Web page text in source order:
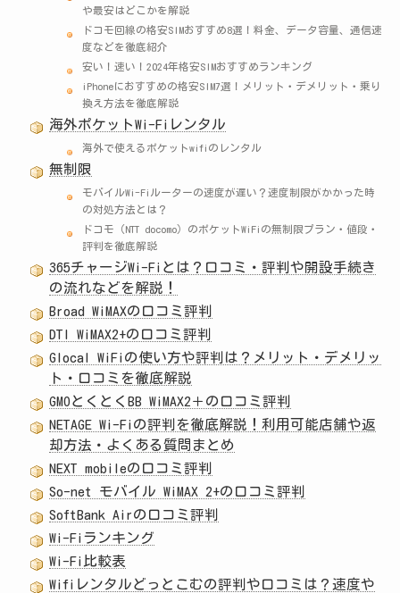
や最安はどこかを解説
ドコモ回線の格安SIMおすすめ8選！料金、データ容量、通信速
度などを徹底紹介
安い！速い！2024年格安SIMおすすめランキング
iPhoneにおすすめの格安SIM7選！メリット・デメリット・乗り
換え方法を徹底解説
海外ポケットWi-Fiレンタル
海外で使えるポケットwifiのレンタル
無制限
モバイルWi-Fiルーターの速度が遅い？速度制限がかかった時
の対処方法とは？
ドコモ（NTT docomo）のポケットWiFiの無制限プラン・値段・
評判を徹底解説
365チャージWi-Fiとは？口コミ・評判や開設手続き
の流れなどを解説！
Broad WiMAXの口コミ評判
DTI WiMAX2+の口コミ評判
Glocal WiFiの使い方や評判は？メリット・デメリッ
ト・口コミを徹底解説
GMOとくとくBB WiMAX2＋の口コミ評判
NETAGE Wi-Fiの評判を徹底解説！利用可能店舗や返
却方法・よくある質問まとめ
NEXT mobileの口コミ評判
So-net モバイル WiMAX 2+の口コミ評判
SoftBank Airの口コミ評判
Wi-Fiランキング
Wi-Fi比較表
Wifiレンタルどっとこむの評判や口コミは？速度や